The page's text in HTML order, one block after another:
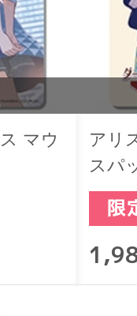
マウ
アリ
スパ